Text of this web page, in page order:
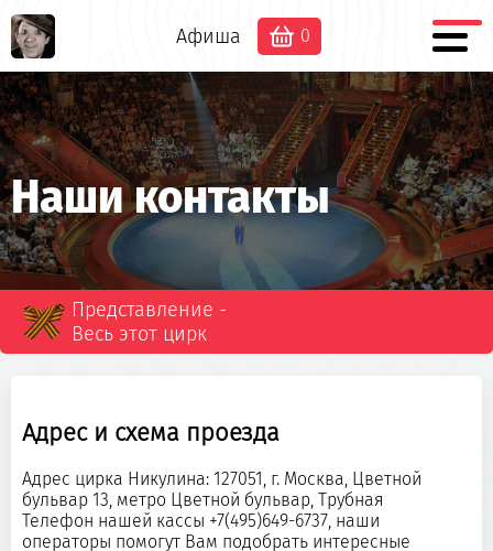
Афиша 0
Наши контакты
Представление -
Весь этот цирк
Адрес и схема проезда
Адрес цирка Никулина: 127051, г. Москва, Цветной
бульвар 13, метро Цветной бульвар, Трубная
Телефон нашей кассы +7(495)649-6737, наши
операторы помогут Вам подобрать интересные